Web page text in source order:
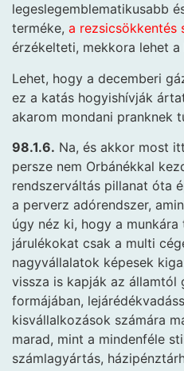
legeslegemblematikusabb
terméke, a rezsicsökkentés
érzékelteti, mekkora lehet a
Lehet, hogy a decemberi
ez a katás hogyishívják
akarom mondani pranknek
98.1.6. Na, és akkor most
persze nem Orbánékkal
rendszerváltás pillanat óta
a perverz adórendszer,
úgy néz ki, hogy a
járulékokat csak a multi
nagyvállalatok képesek
vissza is kapják az államtól
formájában,
kisvállalkozások számára
marad, mint a mindenféle
számlagyártás,